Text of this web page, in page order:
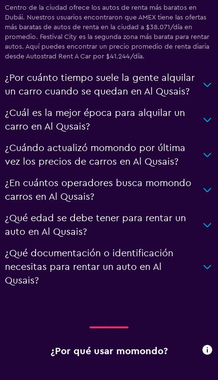
Centro de la ciudad ofrece los autos de renta más baratos en
Dubái. Nuestros usuarios encontraron que AMEX tiene las ofertas
más baratas de autos de renta en la ciudad a $38.071/día en
promedio. Festival City es la segunda zona más barata para rentar
autos. Aquí puedes encontrar un precio promedio de renta diaria
desde Autostrad Rent A Car por $41.244/día.
¿Por cuánto tiempo suele la gente alquilar
un carro cuando se quedan en Al Qusais?
¿Cuál es la mejor época para alquilar un
carro en Al Qusais?
¿Cuándo actualizó momondo por última
vez los precios de carros en Al Qusais?
¿En cuántos operadores busca momondo
carros en Al Qusais?
¿Qué edad se debe tener para rentar un
auto en Al Qusais?
¿Qué documentación o identificación
necesitas para rentar un auto en Al
Qusais?
¿Por qué usar momondo?